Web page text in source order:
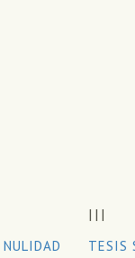
III
TESIS